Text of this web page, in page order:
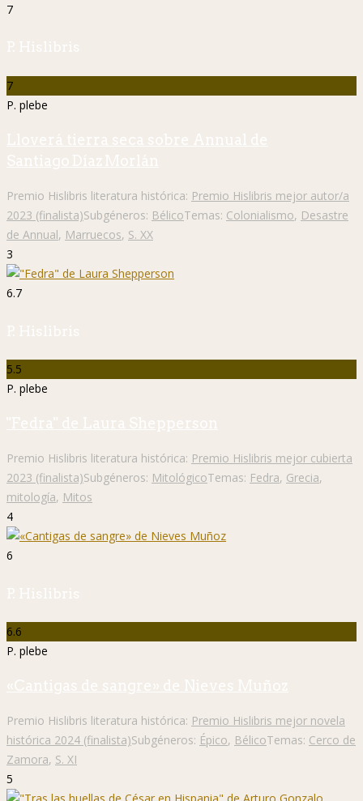
7
P. Hislibris
7
P. plebe
Lloverá tierra seca sobre Annual de
Santiago Díaz Morlán
Premio Hislibris literatura histórica: Premio Hislibris mejor autor/a
2023 (finalista)Subgéneros: BélicoTemas: Colonialismo, Desastre
de Annual, Marruecos, S. XX
3
6.7
P. Hislibris
5.5
P. plebe
"Fedra" de Laura Shepperson
Premio Hislibris literatura histórica: Premio Hislibris mejor cubierta
2023 (finalista)Subgéneros: MitológicoTemas: Fedra, Grecia,
mitología, Mitos
4
6
P. Hislibris
6.6
P. plebe
«Cantigas de sangre» de Nieves Muñoz
Premio Hislibris literatura histórica: Premio Hislibris mejor novela
histórica 2024 (finalista)Subgéneros: Épico, BélicoTemas: Cerco de
Zamora, S. XI
5